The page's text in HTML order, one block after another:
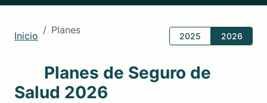
Inicio Planes 2025 2026
Planes de Seguro de
Salud 2026